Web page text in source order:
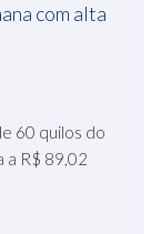
com alta
60 quilos do
a R$ 89,02